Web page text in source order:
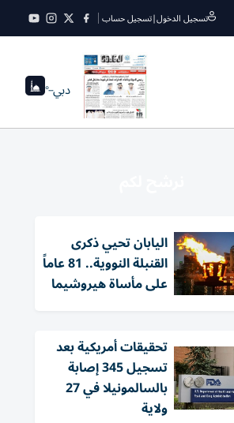
تسجيل الدخول|تسجيل حساب
دبي--°
اليابان تحيي ذكرى
القنبلة النووية.. 81 عاماً
على مأساة هيروشيما
تحقيقات أمريكية بعد
تسجيل 345 إصابة
بالسالمونيلا في 27
ولاية